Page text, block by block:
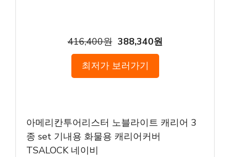
416,400원 388,340원
최저가 보러가기
아메리칸투어리스터 노블라이트 캐리어 3
종 set 기내용 화물용 캐리어커버
TSALOCK 네이비